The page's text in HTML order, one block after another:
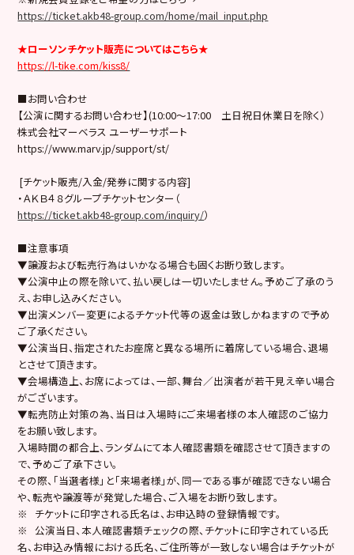
https://ticket.akb48-group.com/home/mail_input.php
★ローソンチケット販売についてはこちら★
https://l-tike.com/kiss8/
■お問い合わせ
【公演に関するお問い合わせ】(10:00～17:00 土日祝日休業日を除く）
株式会社マーベラス ユーザーサポート
https://www.marv.jp/support/st/
[チケット販売/入金/発券に関する内容]
・ＡＫＢ４８グループチケットセンター（
https://ticket.akb48-group.com/inquiry/）
■注意事項
▼譲渡および転売行為はいかなる場合も固くお断り致します。
▼公演中止の際を除いて、払い戻しは一切いたしません。予めご了承のう
え、お申し込みください。
▼出演メンバー変更によるチケット代等の返金は致しかねますので予め
ご了承ください。
▼公演当日、指定されたお座席と異なる場所に着席している場合、退場
とさせて頂きます。
▼会場構造上、お席によっては、一部、舞台／出演者が若干見え辛い場合
がございます。
▼転売防止対策の為、当日は入場時にご来場者様の本人確認のご協力
をお願い致します。
入場時間の都合上、ランダムにて本人確認書類を確認させて頂きますの
で、予めご了承下さい。
その際、「当選者様」と「来場者様」が、同一である事が確認できない場合
や、転売や譲渡等が発覚した場合、ご入場をお断り致します。
※ チケットに印字される氏名は、お申込時の登録情報です。
※ 公演当日、本人確認書類チェックの際、チケットに印字されている氏
名、お申込み情報における氏名、ご住所等が一致しない場合はチケットが